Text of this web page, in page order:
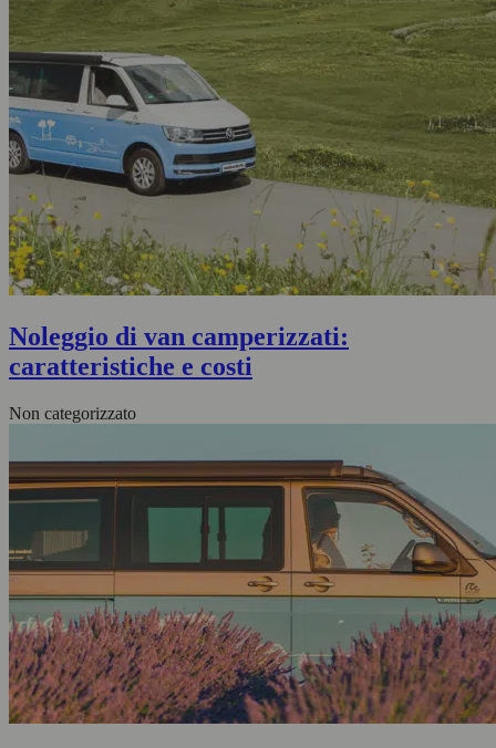
Noleggio di van camperizzati:
caratteristiche e costi
Non categorizzato